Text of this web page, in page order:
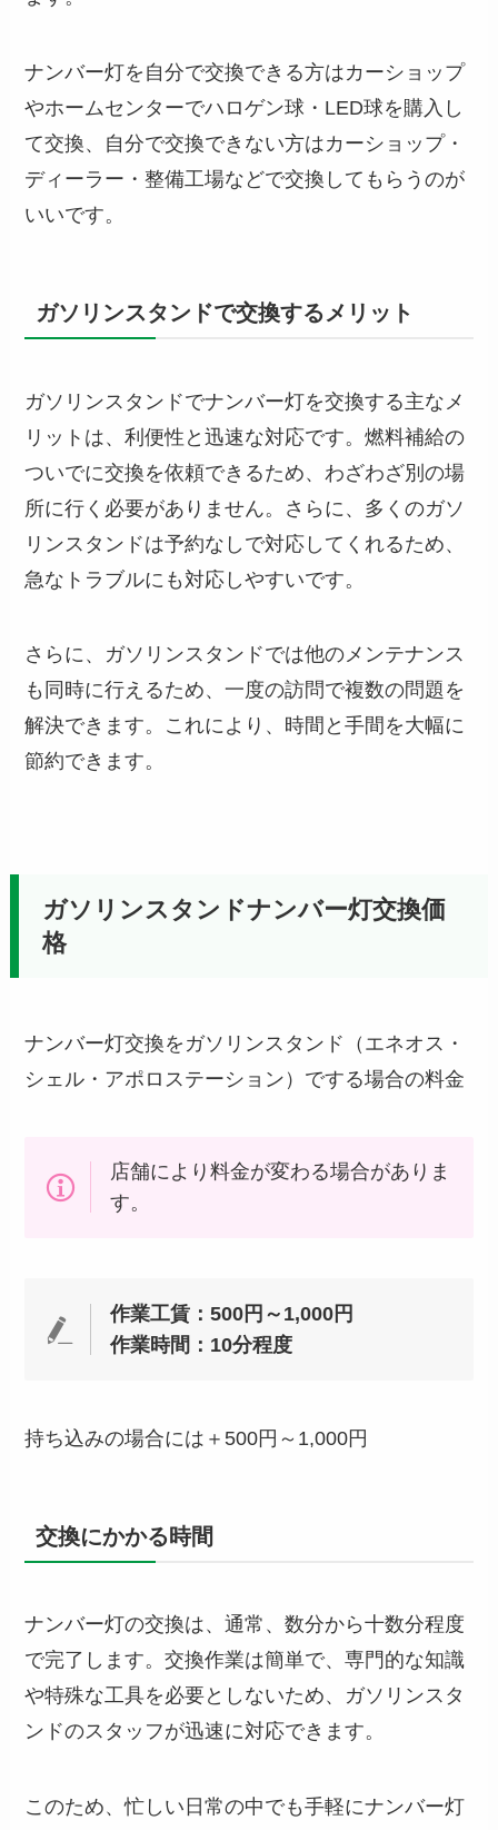
ナンバー灯を自分で交換できる方はカーショップ
やホームセンターでハロゲン球・LED球を購入し
て交換、自分で交換できない方はカーショップ・
ディーラー・整備工場などで交換してもらうのが
いいです。
ガソリンスタンドで交換するメリット
ガソリンスタンドでナンバー灯を交換する主なメ
リットは、利便性と迅速な対応です。燃料補給の
ついでに交換を依頼できるため、わざわざ別の場
所に行く必要がありません。さらに、多くのガソ
リンスタンドは予約なしで対応してくれるため、
急なトラブルにも対応しやすいです。
さらに、ガソリンスタンドでは他のメンテナンス
も同時に行えるため、一度の訪問で複数の問題を
解決できます。これにより、時間と手間を大幅に
節約できます。
ガソリンスタンドナンバー灯交換価
格
ナンバー灯交換をガソリンスタンド（エネオス・
シェル・アポロステーション）でする場合の料金
店舗により料金が変わる場合がありま
す。
作業工賃：500円～1,000円
作業時間：10分程度
持ち込みの場合には＋500円～1,000円
交換にかかる時間
ナンバー灯の交換は、通常、数分から十数分程度
で完了します。交換作業は簡単で、専門的な知識
や特殊な工具を必要としないため、ガソリンスタ
ンドのスタッフが迅速に対応できます。
このため、忙しい日常の中でも手軽にナンバー灯